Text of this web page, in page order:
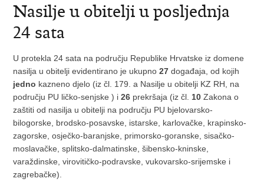
Nasilje u obitelji u posljednja
24 sata
U protekla 24 sata na području Republike Hrvatske iz domene
nasilja u obitelji evidentirano je ukupno27 događaja, od kojih
jedno kazneno djelo (iz čl. 179. a Nasilje u obitelji KZ RH, na
području PU ličko-senjske ) i26 prekršaja (iz čl. 10 Zakona o
zaštiti od nasilja u obitelji na području PU bjelovarsko-
bilogorske, brodsko-posavske, istarske, karlovačke, krapinsko-
zagorske, osječko-baranjske, primorsko-goranske, sisačko-
moslavačke, splitsko-dalmatinske, šibensko-kninske,
varaždinske, virovitičko-podravske, vukovarsko-srijemske i
zagrebačke).